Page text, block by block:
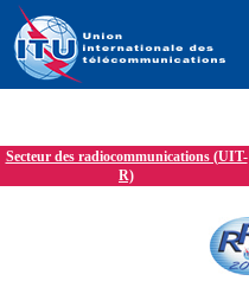
Secteur des radiocommunications (UIT-
R)